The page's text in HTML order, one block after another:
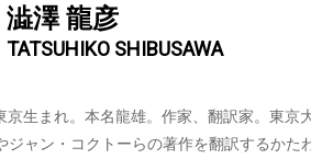
澁澤 龍彦
TATSUHIKO SHIBUSAWA
京生まれ。本名龍雄。作家、翻訳家。東
ジャン・コクトーらの著作を翻訳するかた